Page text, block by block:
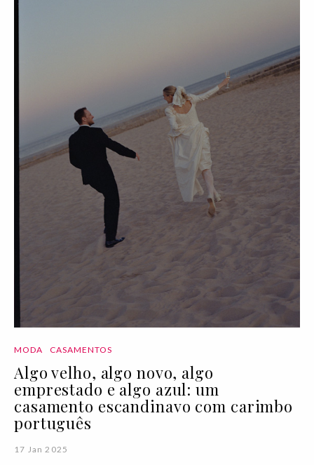
MODA CASAMENTOS
Algo velho, algo novo, algo
emprestado e algo azul: um
casamento escandinavo com carimbo
português
17 Jan 2025